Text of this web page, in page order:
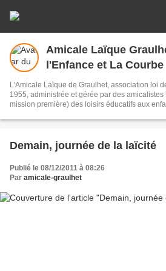
Amicale Laïque
l'Enfance et La Courbe
L'Amicale Laïque de Graulhet, association loi
1955, administrée et gérée par des
mission première) des loisirs éducatifs aux
Demain, journée de la laïcité
Publié le 08/12/2011 à 08:26
Par amicale-graulhet